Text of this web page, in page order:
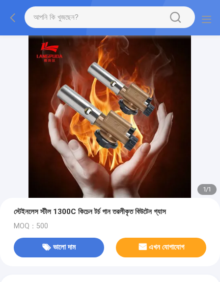
1/1
স্টেইনলেস স্টীল 1300C কিচেন টর্চ গান তরলীকৃত বিউটেন গ্যাস
MOQ：500
ভালো দাম এখন যোগাযোগ